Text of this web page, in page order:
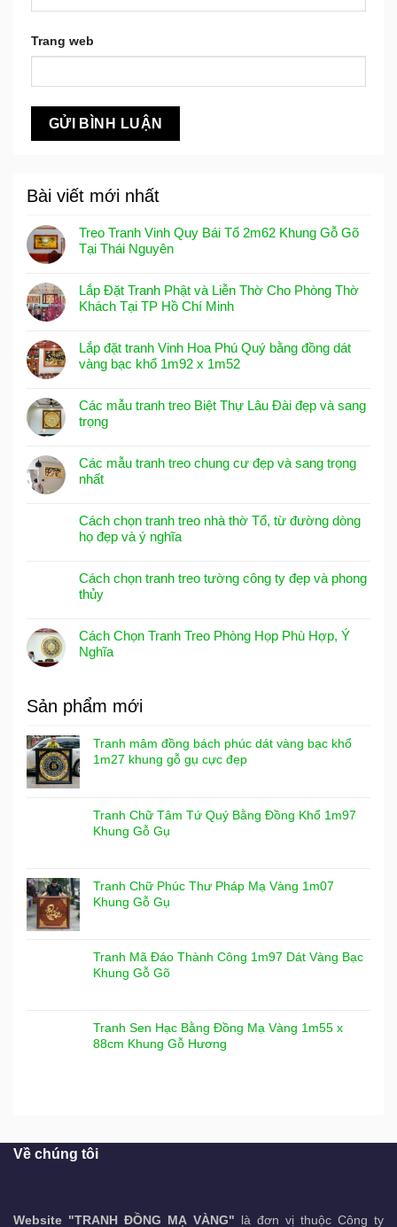
Trang web
Bài viết mới nhất
Treo Tranh Vinh Quy Bái Tổ 2m62 Khung Gỗ Gõ
Tại Thái Nguyên
Lắp Đặt Tranh Phật và Liễn Thờ Cho Phòng Thờ
Khách Tại TP Hồ Chí Minh
Lắp đặt tranh Vinh Hoa Phú Quý bằng đồng dát
vàng bạc khổ 1m92 x 1m52
Các mẫu tranh treo Biệt Thự Lâu Đài đẹp và sang
trọng
Các mẫu tranh treo chung cư đẹp và sang trọng
nhất
Cách chọn tranh treo nhà thờ Tổ, từ đường dòng
họ đẹp và ý nghĩa
Cách chọn tranh treo tường công ty đẹp và phong
thủy
Cách Chọn Tranh Treo Phòng Họp Phù Hợp, Ý
Nghĩa
Sản phẩm mới
Tranh mâm đồng bách phúc dát vàng bạc khổ
1m27 khung gỗ gụ cực đẹp
Tranh Chữ Tâm Tứ Quý Bằng Đồng Khổ 1m97
Khung Gỗ Gụ
Tranh Chữ Phúc Thư Pháp Mạ Vàng 1m07
Khung Gỗ Gụ
Tranh Mã Đáo Thành Công 1m97 Dát Vàng Bạc
Khung Gỗ Gõ
Tranh Sen Hạc Bằng Đồng Mạ Vàng 1m55 x
88cm Khung Gỗ Hương
Về chúng tôi
Website "TRANH ĐỒNG MẠ VÀNG" là đơn vị thuộc Công ty